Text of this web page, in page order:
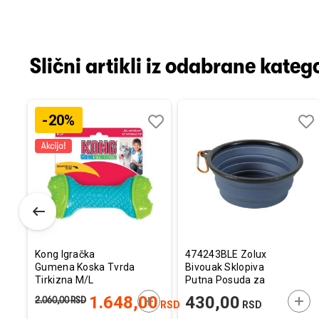
Slični artikli iz odabrane
U KORPU
-20%
Kong Igračka
Gumena Koska Tvrda
Tirkizna M/L
1.648,00RSD
2.060,00RSD DODAJTE U KORPU
želja
474243BLE Zolux
Bivouak Sklopiva
Putna Posuda za
450ml
430,00 RSD
u
listu
želja